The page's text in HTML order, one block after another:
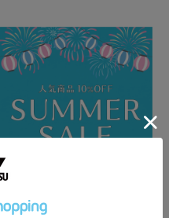
【SUMMER SALE開催】人気商
品が10%OFF！